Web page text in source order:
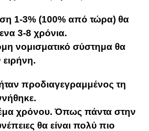
1-3% (100% από τώρα) θα
3-8 χρόνια.
νομισματικό σύστημα θα
ειρήνη.
προδιαγεγραμμένος τη
χρόνου. Όπως πάντα στην
θα είναι πολύ πιο